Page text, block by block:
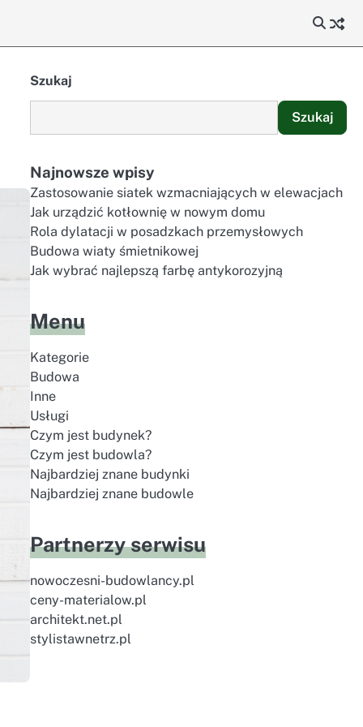
Szukaj
Szukaj
Najnowsze wpisy
Zastosowanie siatek wzmacniających w elewacjach
Jak urządzić kotłownię w nowym domu
Rola dylatacji w posadzkach przemysłowych
Budowa wiaty śmietnikowej
Jak wybrać najlepszą farbę antykorozyjną
Menu
Kategorie
Budowa
Inne
Usługi
Czym jest budynek?
Czym jest budowla?
Najbardziej znane budynki
Najbardziej znane budowle
Partnerzy serwisu
nowoczesni-budowlancy.pl
ceny-materialow.pl
architekt.net.pl
stylistawnetrz.pl